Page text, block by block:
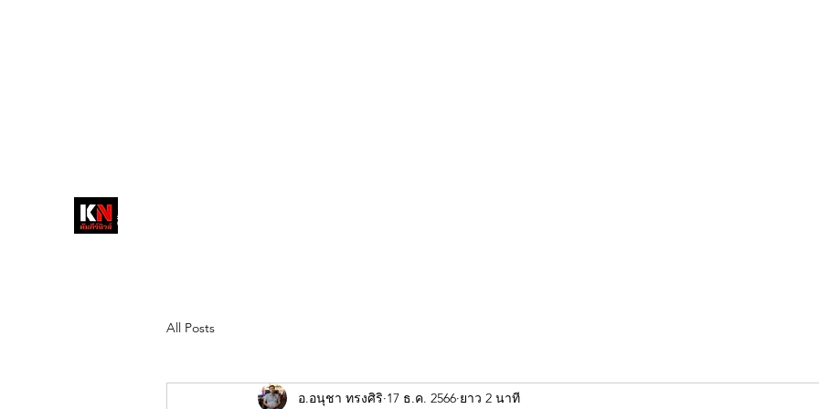
วส์
สื่อลึกวงการสงฆ์ เจาะตรงพระเครื่อง
All Posts
อ.อนุชา ทรงศิริ 17 ธ.ค. 2566 ยาว 2 นาที